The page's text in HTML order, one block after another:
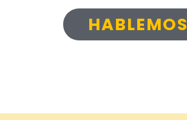
HABLEMOS